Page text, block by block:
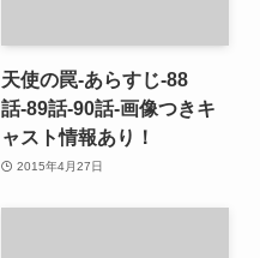
天使の罠-あらすじ-88
話-89話-90話-画像つきキ
ャスト情報あり！
2015年4月27日